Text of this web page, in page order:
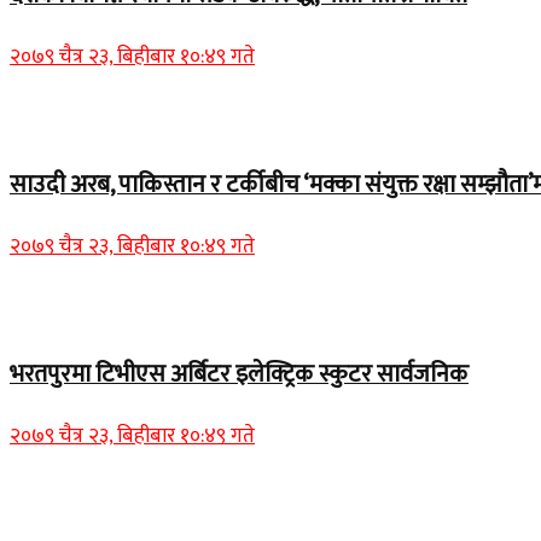
२०७९ चैत्र २३, बिहीबार १०:४९ गते
साउदी अरब, पाकिस्तान र टर्कीबीच ‘मक्का संयुक्त रक्षा
२०७९ चैत्र २३, बिहीबार १०:४९ गते
भरतपुरमा टिभीएस अर्बिटर इलेक्ट्रिक स्कुटर सार्वजनिक
२०७९ चैत्र २३, बिहीबार १०:४९ गते